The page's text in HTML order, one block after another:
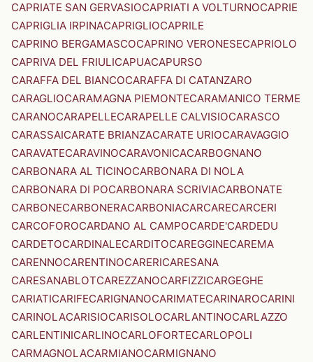
CAPRIATE SAN GERVASIOCAPRIATI A VOLTURNOCAPRIE
CAPRIGLIA IRPINACAPRIGLIOCAPRILE
CAPRINO BERGAMASCOCAPRINO VERONESECAPRIOLO
CAPRIVA DEL FRIULICAPUACAPURSO
CARAFFA DEL BIANCOCARAFFA DI CATANZARO
CARAGLIOCARAMAGNA PIEMONTECARAMANICO TERME
CARANOCARAPELLECARAPELLE CALVISIOCARASCO
CARASSAICARATE BRIANZACARATE URIOCARAVAGGIO
CARAVATECARAVINOCARAVONICACARBOGNANO
CARBONARA AL TICINOCARBONARA DI NOLA
CARBONARA DI POCARBONARA SCRIVIACARBONATE
CARBONECARBONERACARBONIACARCARECARCERI
CARCOFOROCARDANO AL CAMPOCARDE'CARDEDU
CARDETOCARDINALECARDITOCAREGGINECAREMA
CARENNOCARENTINOCARERICARESANA
CARESANABLOTCAREZZANOCARFIZZICARGEGHE
CARIATICARIFECARIGNANOCARIMATECARINAROCARINI
CARINOLACARISIOCARISOLOCARLANTINOCARLAZZO
CARLENTINICARLINOCARLOFORTECARLOPOLI
CARMAGNOLACARMIANOCARMIGNANO